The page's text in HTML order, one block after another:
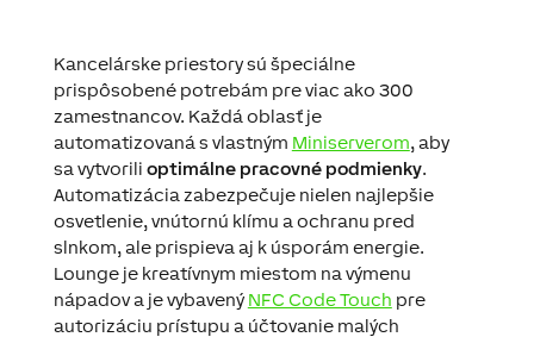
Kancelárske priestory sú špeciálne
prispôsobené potrebám pre viac ako 300
zamestnancov. Každá oblasť je
automatizovaná s vlastným Miniserverom, aby
sa vytvorili optimálne pracovné podmienky.
Automatizácia zabezpečuje nielen najlepšie
osvetlenie, vnútornú klímu a ochranu pred
slnkom, ale prispieva aj k úsporám energie.
Lounge je kreatívnym miestom na výmenu
nápadov a je vybavený NFC Code Touch pre
autorizáciu prístupu a účtovanie malých